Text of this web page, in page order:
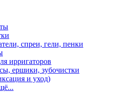
спреи, гели, пенки
ирригаторов
ершики, зубочистки
и уход)